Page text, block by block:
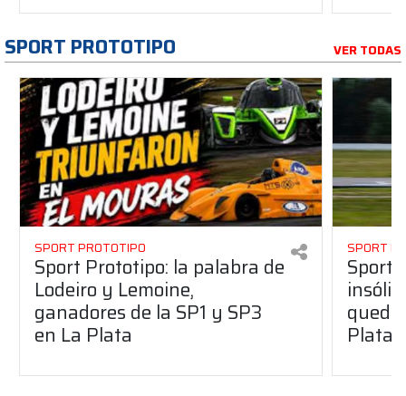
SPORT PROTOTIPO VER TODAS
SPORT PROTOTIPO
Sport Prototipo: la palabra de
Lodeiro y Lemoine,
ganadores de la SP1 y SP3
en La Plata
SPORT
Sport
Plata